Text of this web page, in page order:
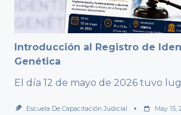
Introducción al Registro de
Genética
El día 12 de mayo de 2026 tuvo
Escuela De Capacitación Judicial May 15,